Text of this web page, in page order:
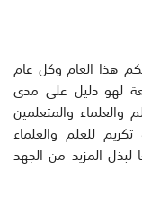
هذا العام وكل عام
لهو دليل على مدى
والعلماء والمتعلمين
للعلم والعلماء
لبذل المزيد من الجهد